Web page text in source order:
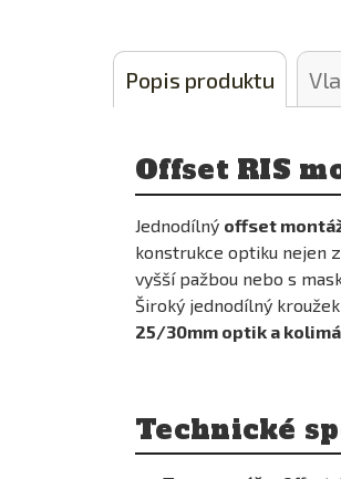
Popis produktu
Offset RIS
Jednodílný offset
konstrukce optiku nejen
vyšší pažbou nebo s
Široký jednodílný
25/30mm optik a
Technické